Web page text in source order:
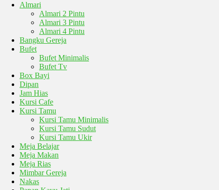
Almari
Almari 2 Pintu
Almari 3 Pintu
Almari 4 Pintu
Bangku Gereja
Bufet
Bufet Minimalis
Bufet Tv
Box Bayi
Dipan
Jam Hias
Kursi Cafe
Kursi Tamu
Kursi Tamu Minimalis
Kursi Tamu Sudut
Kursi Tamu Ukir
Meja Belajar
Meja Makan
Meja Rias
Mimbar Gereja
Nakas